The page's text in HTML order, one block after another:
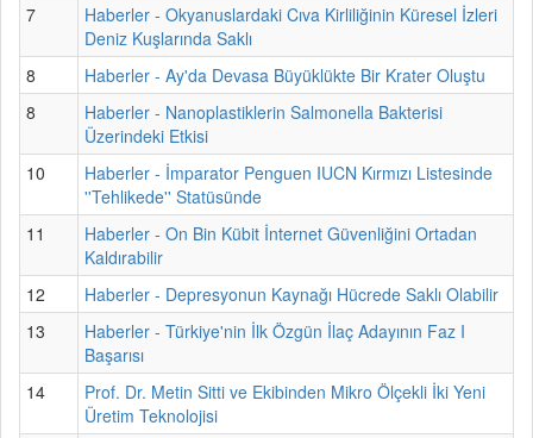
7
Haberler - Okyanuslardaki Cıva Kirliliğinin Küresel İzleri
Deniz Kuşlarında Saklı
8
Haberler - Ay'da Devasa Büyüklükte Bir Krater Oluştu
8
Haberler - Nanoplastiklerin Salmonella Bakterisi
Üzerindeki Etkisi
10
Haberler - İmparator Penguen IUCN Kırmızı Listesinde
''Tehlikede'' Statüsünde
11
Haberler - On Bin Kübit İnternet Güvenliğini Ortadan
Kaldırabilir
12
Haberler - Depresyonun Kaynağı Hücrede Saklı Olabilir
13
Haberler - Türkiye'nin İlk Özgün İlaç Adayının Faz I
Başarısı
14
Prof. Dr. Metin Sitti ve Ekibinden Mikro Ölçekli İki Yeni
Üretim Teknolojisi